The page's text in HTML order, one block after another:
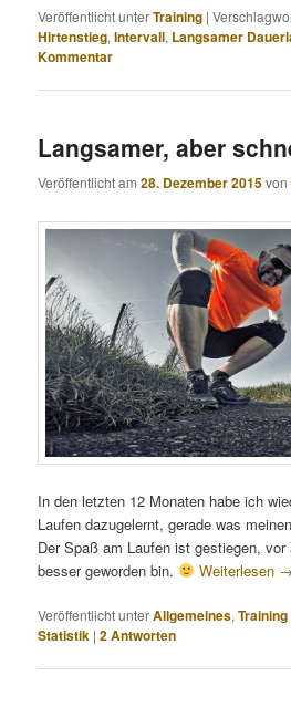
Veröffentlicht unterTraining |
Hirtenstieg,Intervall, Langsamer
Kommentar
Langsamer, aber
Veröffentlicht am28. Dezember 2015von
In den letzten 12 Monaten habe ich
Laufen dazugelernt, gerade was
Der Spaß am Laufen ist gestiegen,
besser geworden bin.
Weiterlesen →
Veröffentlicht unterAllgemeines,Training
Statistik |2Antworten